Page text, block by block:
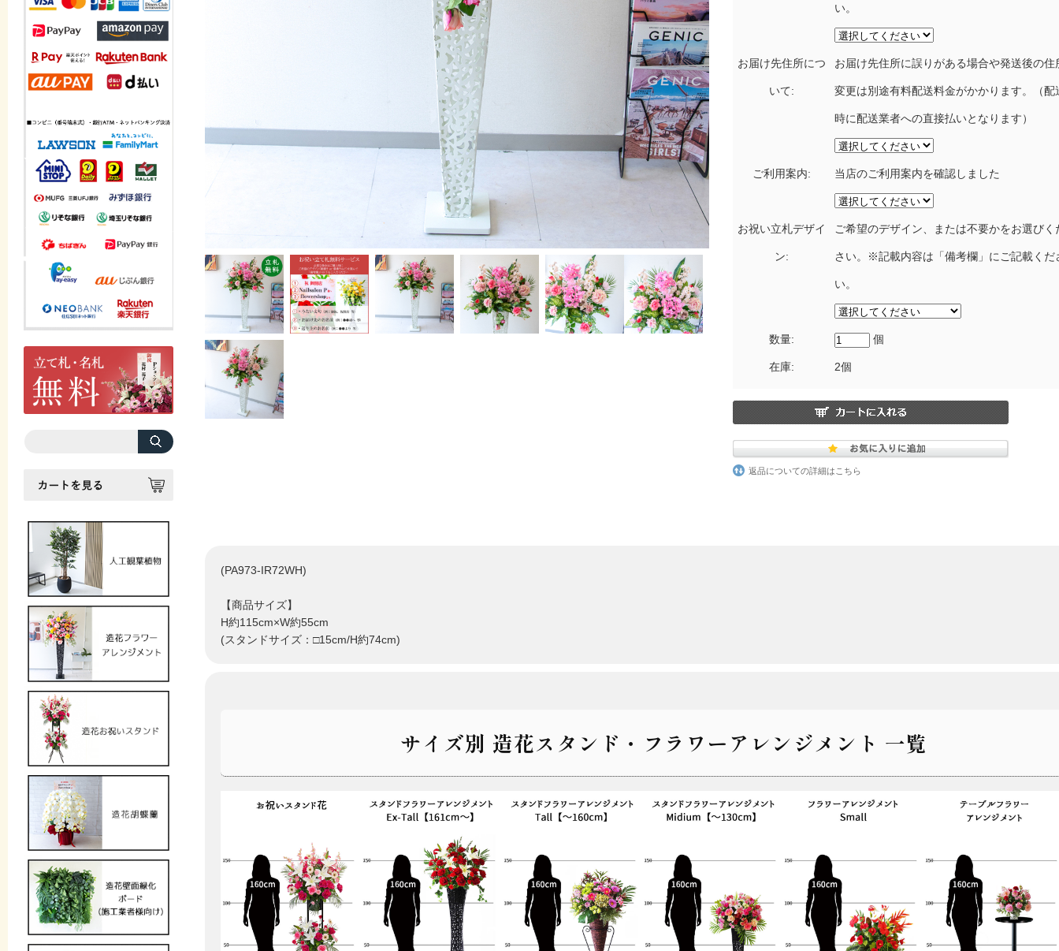
い。
お届け先住所につ
いて:
お届け先住所に誤りがある場合や発送後の住
変更は別途有料配送料金がかかります。（配
時に配送業者への直接払いとなります）
ご利用案内: 当店のご利用案内を確認しました
お祝い立札デザイ
ン:
ご希望のデザイン、または不要かをお選びく
さい。※記載内容は「備考欄」にご記載くだ
い。
数量: 個
在庫: 2個
返品についての詳細はこちら
(PA973-IR72WH)
【商品サイズ】
H約115cm×W約55cm
(スタンドサイズ：□15cm/H約74cm)
サイズ別 造花スタンド・フラワーアレンジメント 一覧